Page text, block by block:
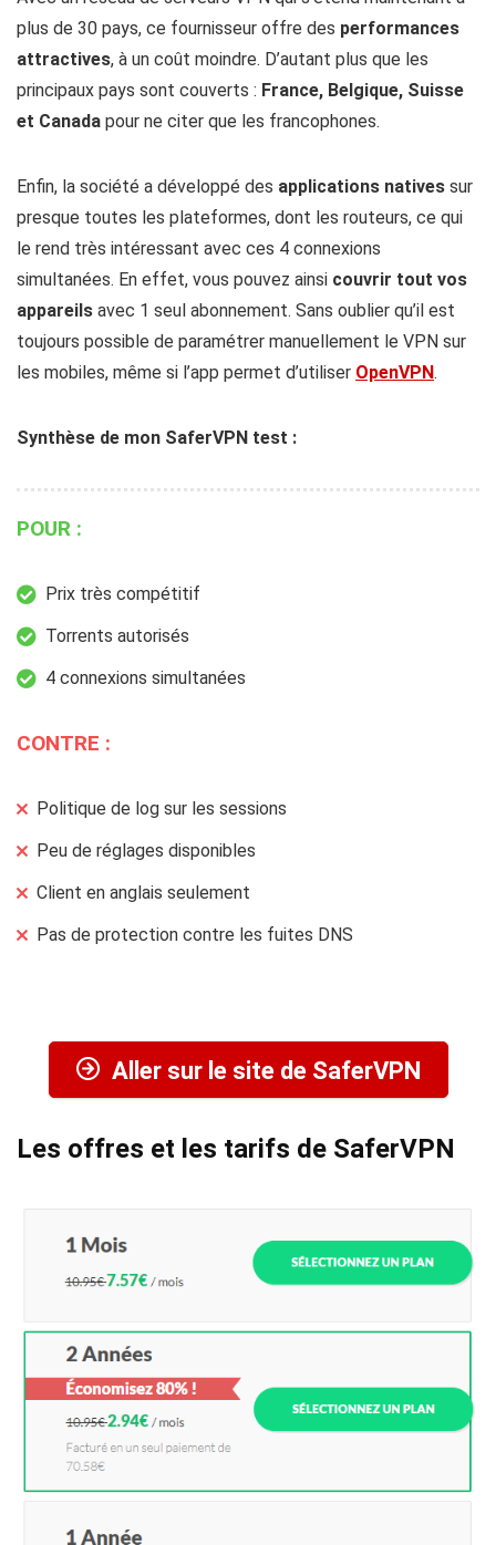
plus de 30 pays, ce fournisseur offre des performances
attractives, à un coût moindre. D’autant plus que les
principaux pays sont couverts : France, Belgique, Suisse
et Canada pour ne citer que les francophones.
Enfin, la société a développé des applications natives sur
presque toutes les plateformes, dont les routeurs, ce qui
le rend très intéressant avec ces 4 connexions
simultanées. En effet, vous pouvez ainsi couvrir tout vos
appareils avec 1 seul abonnement. Sans oublier qu’il est
toujours possible de paramétrer manuellement le VPN sur
les mobiles, même si l’app permet d’utiliser OpenVPN.
Synthèse de mon SaferVPN test :
POUR :
Prix très compétitif
Torrents autorisés
4 connexions simultanées
CONTRE :
Politique de log sur les sessions
Peu de réglages disponibles
Client en anglais seulement
Pas de protection contre les fuites DNS
Aller sur le site de SaferVPN
Les offres et les tarifs de SaferVPN